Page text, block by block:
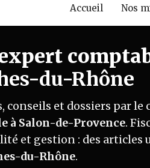
Accueil Nos
du-Rhône
conseils et dossiers par le
à Salon-de-Provence.
et gestion : des articles
du-Rhône.